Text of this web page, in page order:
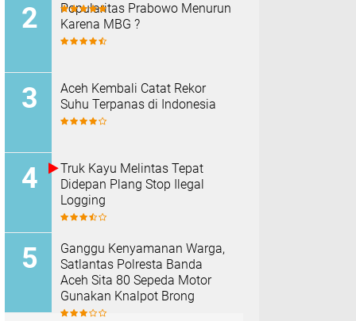
Popularitas Prabowo Menurun
Karena MBG ?
Aceh Kembali Catat Rekor
Suhu Terpanas di Indonesia
Truk Kayu Melintas Tepat
Didepan Plang Stop Ilegal
Logging
Ganggu Kenyamanan Warga,
Satlantas Polresta Banda
Aceh Sita 80 Sepeda Motor
Gunakan Knalpot Brong